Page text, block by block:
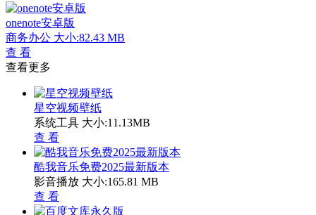
onenote安卓版
商务办公 大小:82.43 MB
查 看
查看更多
星空视频壁纸
系统工具 大小:11.13MB
查 看
酷我音乐免费2025最新版本
影音播放 大小:165.81 MB
查 看